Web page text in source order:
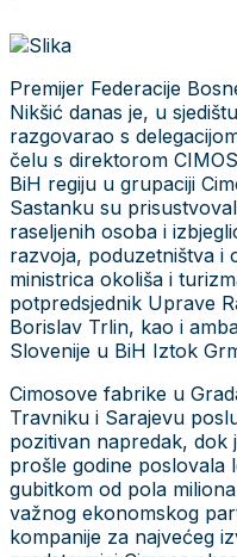
Premijer Federacije
Nikšić danas je, u
razgovarao s
čelu s direktorom
BiH regiju u grupaciji
Sastanku su
raseljenih osoba i
razvoja, poduzetništva i
ministrica okoliša i
potpredsjednik Uprave
Borislav Trlin, kao i
Slovenije u BiH Iztok
Cimosove fabrike u
Travniku i Sarajevu
pozitivan napredak,
prošle godine poslovala
gubitkom od pola
važnog ekonomskog
kompanije za najvećeg